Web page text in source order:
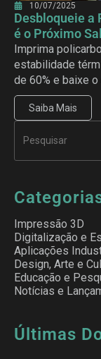
10/07/2025
Desbloqueie a
é o Próximo
Imprima
estabilidade
de 60% e baixe
Saiba Mais
Impressão 3D
Digitalização e
Aplicações
Design, Arte e
Educação e
Notícias e
Últimas